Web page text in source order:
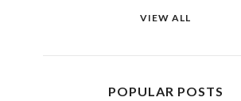
VIEW ALL
POPULAR POSTS